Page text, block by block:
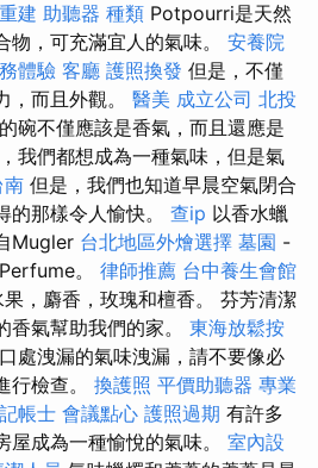
建 助聽器 種類 Potpourri是天然
物，可充滿宜人的氣味。 安養院
體驗 客廳 護照換發 但是，不僅
，而且外觀。 醫美 成立公司 北投
碗不僅應該是香氣，而且還應是
我們都想成為一種氣味，但是氣
南 但是，我們也知道早晨空氣閉合
的那樣令人愉快。 查ip 以香水蠟
Mugler 台北地區外燴選擇 墓園 -
Perfume。 律師推薦 台中養生會館
，麝香，玫瑰和檀香。 芬芳清潔
香氣幫助我們的家。 東海放鬆按
處洩漏的氣味洩漏，請不要像必
行檢查。 換護照 平價助聽器 專業
帳士 會議點心 護照過期 有許多
屋成為一種愉悅的氣味。 室內設